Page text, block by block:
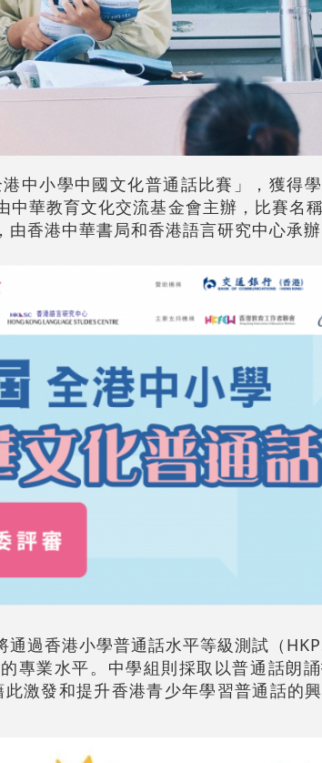
小學中國文化普通話比賽」，獲得學
華教育文化交流基金會主辦，比賽名
香港中華書局和香港語言研究中心承辦
過香港小學普通話水平等級測試（
專業水平。中學組則採取以普通話朗
激發和提升香港青少年學習普通話的